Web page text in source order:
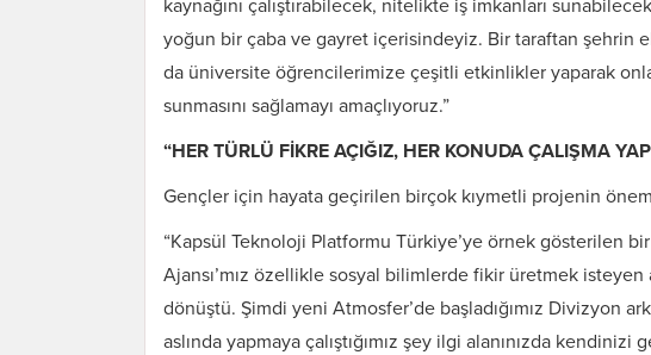
kaynağını çalıştırabilecek, nitelikte iş imkanları
yoğun bir çaba ve gayret içerisindeyiz. Bir taraftan şehrin
da üniversite öğrencilerimize çeşitli etkinlikler yaparak
sunmasını sağlamayı amaçlıyoruz.”
“HER TÜRLÜ FİKRE AÇIĞIZ, HER KONUDA ÇALIŞMA
Gençler için hayata geçirilen birçok kıymetli projenin
“Kapsül Teknoloji Platformu Türkiye’ye örnek gösterilen
Ajansı’mız özellikle sosyal bilimlerde fikir üretmek
dönüştü. Şimdi yeni Atmosfer’de başladığımız Divizyon
aslında yapmaya çalıştığımız şey ilgi alanınızda